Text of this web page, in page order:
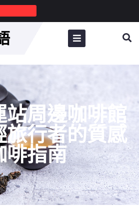
站周邊咖啡館
旅行者的質感
啡指南